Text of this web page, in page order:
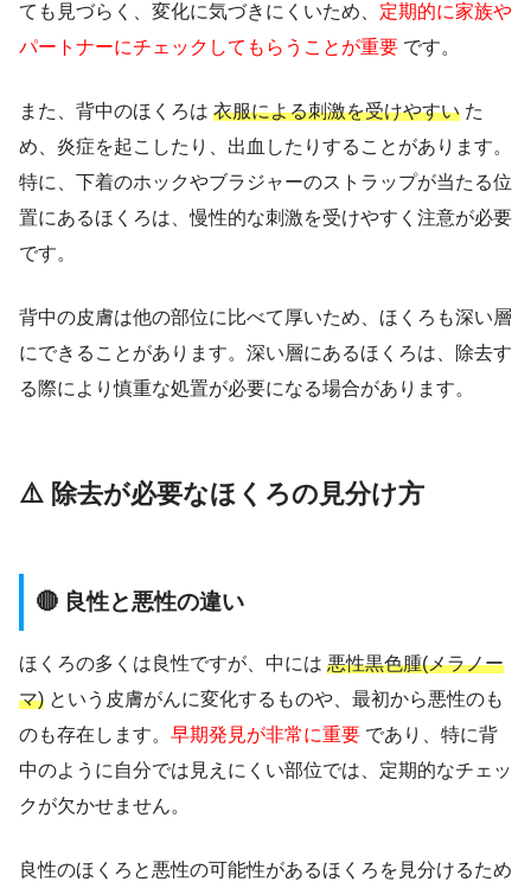
ても見づらく、変化に気づきにくいため、 定期的に家族や
パートナーにチェックしてもらうことが重要 です。
また、背中のほくろは 衣服による刺激を受けやすい た
め、炎症を起こしたり、出血したりすることがあります。
特に、下着のホックやブラジャーのストラップが当たる位
置にあるほくろは、慢性的な刺激を受けやすく注意が必要
です。
背中の皮膚は他の部位に比べて厚いため、ほくろも深い層
にできることがあります。深い層にあるほくろは、除去す
る際により慎重な処置が必要になる場合があります。
⚠️ 除去が必要なほくろの見分け方
🔴 良性と悪性の違い
ほくろの多くは良性ですが、中には 悪性黒色腫(メラノー
マ) という皮膚がんに変化するものや、最初から悪性のも
のも存在します。 早期発見が非常に重要 であり、特に背
中のように自分では見えにくい部位では、定期的なチェッ
クが欠かせません。
良性のほくろと悪性の可能性があるほくろを見分けるため